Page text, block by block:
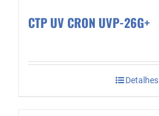
CTP UV CRON UVP-26G+
Detalhes